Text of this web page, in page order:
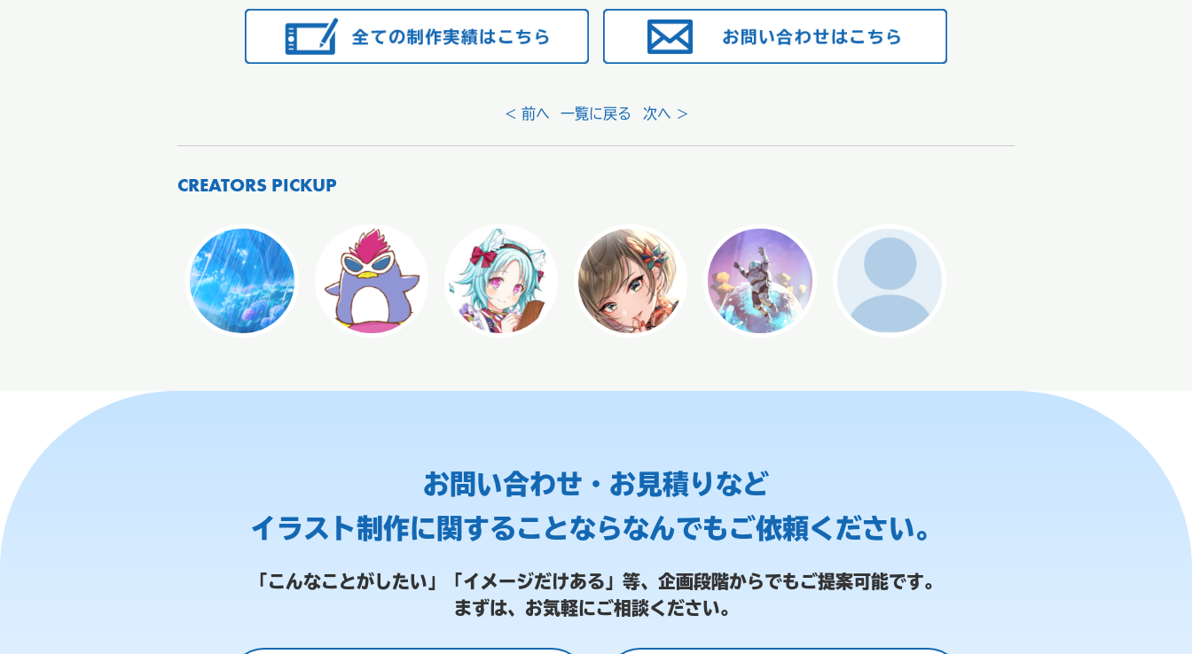
< 前へ 一覧に戻る 次へ >
CREATORS PICKUP
お問い合わせ・お見積りなど
イラスト制作に関することならなんでもご依頼ください。
「こんなことがしたい」「イメージだけある」等、 企画段階からでもご提案可能です。
まずは、お気軽にご相談ください。